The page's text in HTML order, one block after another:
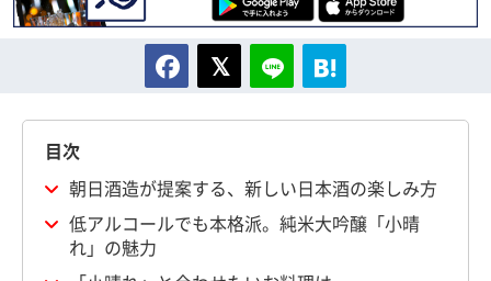
目次
朝日酒造が提案する、新しい日本酒の楽しみ方
低アルコールでも本格派。純米大吟醸「小晴
れ」の魅力